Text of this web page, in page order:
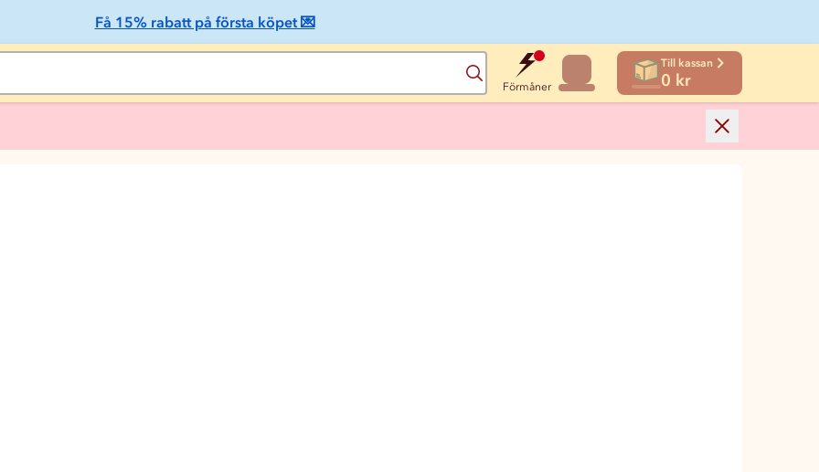
Få 15% rabatt på första köpet 💌
Sök
Förmåner
Till kassan
0 kr